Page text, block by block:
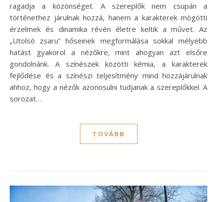
ragadja a közönséget. A szereplők nem csupán a
történethez járulnak hozzá, hanem a karakterek mögötti
érzelmek és dinamika révén életre keltik a művet. Az
„Utolsó zsaru” hőseinek megformálása sokkal mélyebb
hatást gyakorol a nézőkre, mint ahogyan azt elsőre
gondolnánk. A színészek közötti kémia, a karakterek
fejlődése és a színészi teljesítmény mind hozzájárulnak
ahhoz, hogy a nézők azonosulni tudjanak a szereplőkkel. A
sorozat…
TOVÁBB